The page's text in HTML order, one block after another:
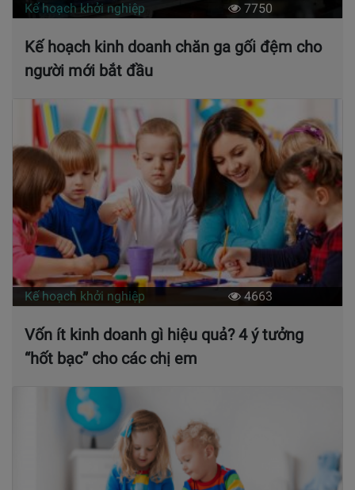
Kế hoạch khởi nghiệp 7750
Kế hoạch kinh doanh chăn ga gối đệm cho
người mới bắt đầu
Kế hoạch khởi nghiệp 4663
Vốn ít kinh doanh gì hiệu quả? 4 ý tưởng
“hốt bạc” cho các chị em